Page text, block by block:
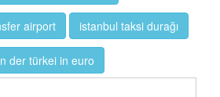
airport istanbul taksi durağı
der türkei in euro